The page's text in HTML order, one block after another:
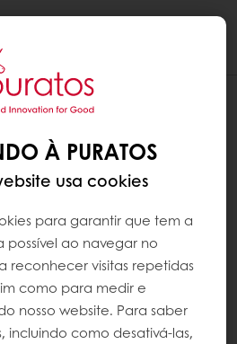
À PURATOS
usa cookies
para garantir que tem a
possível ao navegar no
reconhecer visitas repetidas
como para medir e
nosso website. Para saber
incluindo como desativá-las,